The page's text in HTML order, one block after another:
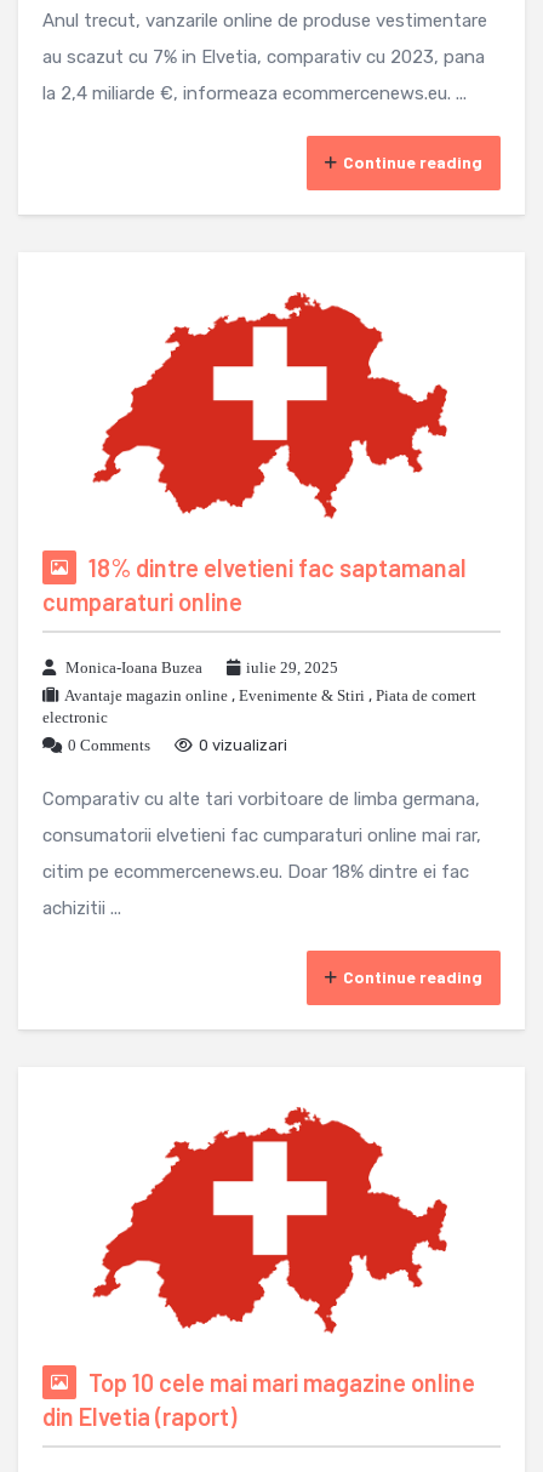
Anul trecut, vanzarile online de produse vestimentare
au scazut cu 7% in Elvetia, comparativ cu 2023, pana
la 2,4 miliarde €, informeaza ecommercenews.eu. ...
Continue reading
18% dintre elvetieni fac saptamanal
cumparaturi online
Monica-Ioana Buzea
iulie 29, 2025
Avantaje magazin online , Evenimente & Stiri , Piata de comert
electronic
0 Comments
0 vizualizari
Comparativ cu alte tari vorbitoare de limba germana,
consumatorii elvetieni fac cumparaturi online mai rar,
citim pe ecommercenews.eu. Doar 18% dintre ei fac
achizitii ...
Continue reading
Top 10 cele mai mari magazine online
din Elvetia (raport)